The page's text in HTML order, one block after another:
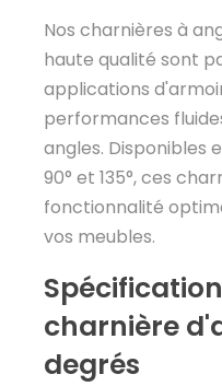
Nos charnières à
haute qualité sont
applications
performances
angles. Disponibles
90° et 135°, ces
fonctionnalité
vos meubles.
charnière
degrés